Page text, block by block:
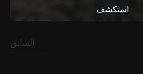
استكشف
السابق